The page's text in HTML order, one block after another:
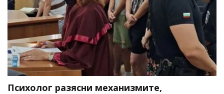
Психолог разясни механизмите,